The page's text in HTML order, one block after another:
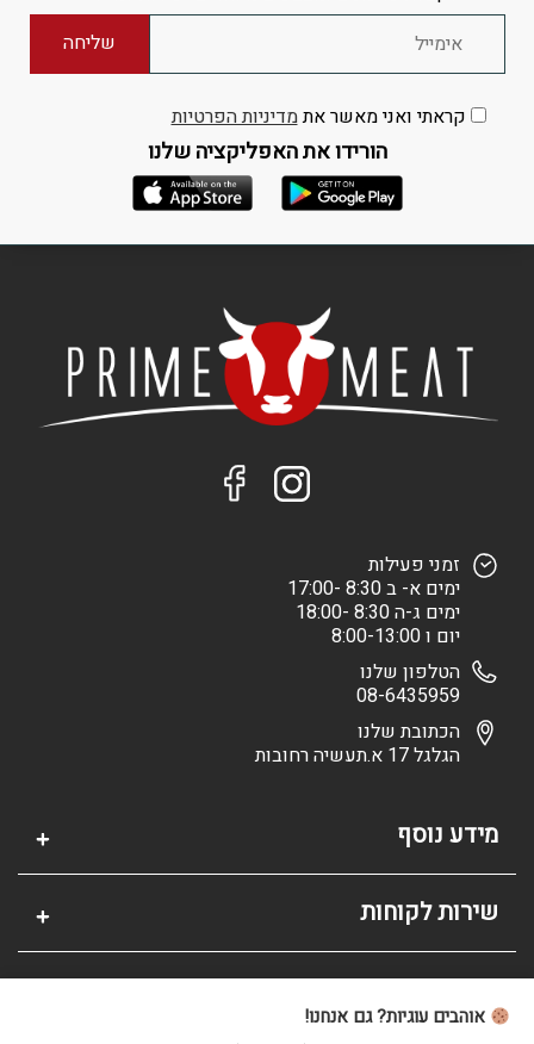
קראתי ואני מאשר אתמדיניות הפרטיות
הורידו את האפליקציה שלנו
זמני פעילות
ימים א- ב 8:30 -17:00
ימים ג-ה 8:30 -18:00
יום ו 8:00-13:00
הטלפון שלנו
08-6435959
הכתובת שלנו
הגלגל 17 א.תעשיה רחובות
מידע נוסף
שירות לקוחות
אזור אישי
אוהבים עוגיות? גם אנחנו!